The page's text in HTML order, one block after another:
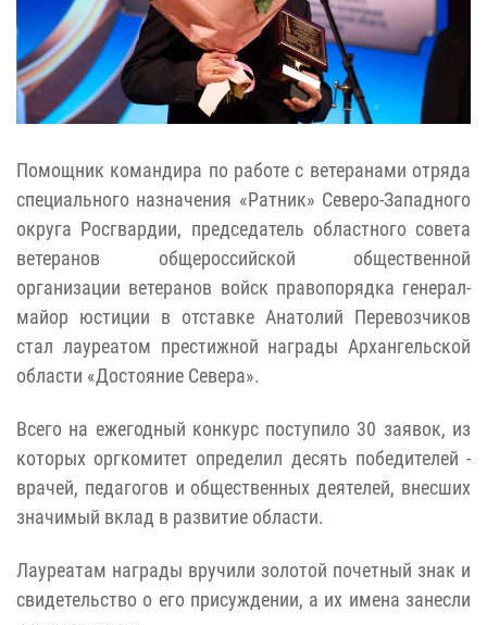
Помощник командира по работе с ветеранами отряда
специального назначения «Ратник» Северо-Западного
округа Росгвардии, председатель областного совета
ветеранов общероссийской общественной
организации ветеранов войск правопорядка генерал-
майор юстиции в отставке Анатолий Перевозчиков
стал лауреатом престижной награды Архангельской
области «Достояние Севера».
Всего на ежегодный конкурс поступило 30 заявок, из
которых оргкомитет определил десять победителей -
врачей, педагогов и общественных деятелей, внесших
значимый вклад в развитие области.
Лауреатам награды вручили золотой почетный знак и
свидетельство о его присуждении, а их имена занесли